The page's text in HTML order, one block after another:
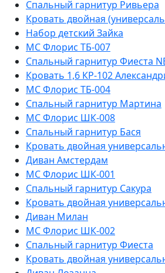
Спальный гарнитур Ривьера
Кровать двойная
Набор детский Зайка
МС Флорис ТБ-007
Спальный гарнитур Фиеста
Кровать 1,6 КР-102
МС Флорис ТБ-004
Спальный гарнитур Мартина
МС Флорис ШК-008
Спальный гарнитур Бася
Кровать двойная
Диван Амстердам
МС Флорис ШК-001
Спальный гарнитур Сакура
Кровать двойная
Диван Милан
МС Флорис ШК-002
Спальный гарнитур Фиеста
Кровать двойная